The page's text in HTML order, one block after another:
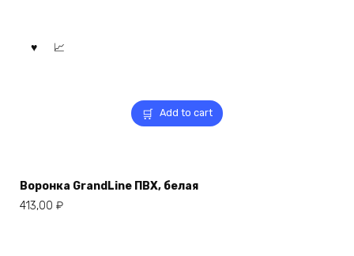
Add to cart
Воронка GrandLine ПВХ, белая
413,00 ₽